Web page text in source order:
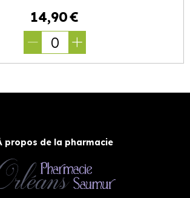
14,90€
0
propos de la pharmacie